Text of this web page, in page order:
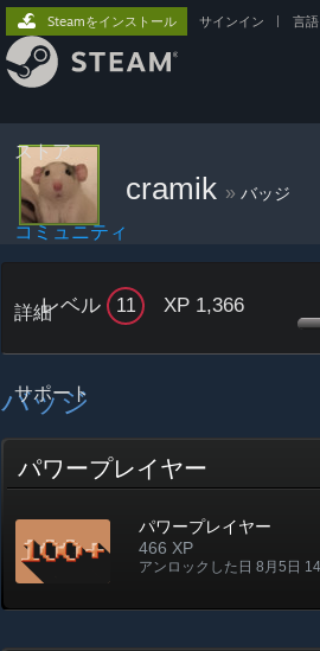
ストア
コミュニティ
詳細
サポート
Steamをインストール サインイン 言語
cramik » バッジ
レベル 11 XP 1,366
バッジ
パワープレイヤー
パワープレイヤー
466 XP
アンロックした日 8月5日